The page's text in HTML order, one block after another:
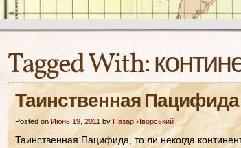
Tagged With:
Таинственная Пацифида
Posted on Июнь 19, 2011 by Назар Яворський
Таинственная Пацифида, то ли некогда